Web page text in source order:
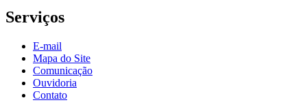
Serviços
E-mail
Mapa do Site
Comunicação
Ouvidoria
Contato